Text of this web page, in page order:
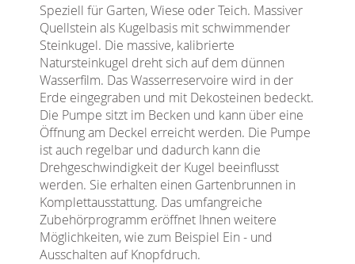
Speziell für Garten, Wiese oder Teich. Massiver
Quellstein als Kugelbasis mit schwimmender
Steinkugel. Die massive, kalibrierte
Natursteinkugel dreht sich auf dem dünnen
Wasserfilm. Das Wasserreservoire wird in der
Erde eingegraben und mit Dekosteinen bedeckt.
Die Pumpe sitzt im Becken und kann über eine
Öffnung am Deckel erreicht werden. Die Pumpe
ist auch regelbar und dadurch kann die
Drehgeschwindigkeit der Kugel beeinflusst
werden. Sie erhalten einen Gartenbrunnen in
Komplettausstattung. Das umfangreiche
Zubehörprogramm eröffnet Ihnen weitere
Möglichkeiten, wie zum Beispiel Ein - und
Ausschalten auf Knopfdruch.